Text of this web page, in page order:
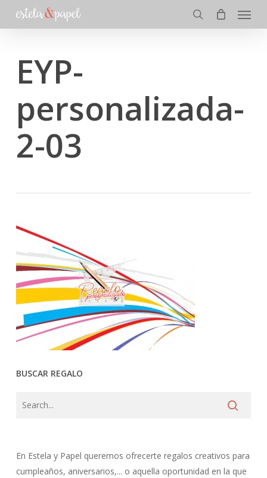
search
Menu
EYP-
personalizada-
2-03
BUSCAR REGALO
En Estela y Papel queremos ofrecerte regalos creativos para
cumpleaños, aniversarios,... o aquella oportunidad en la que